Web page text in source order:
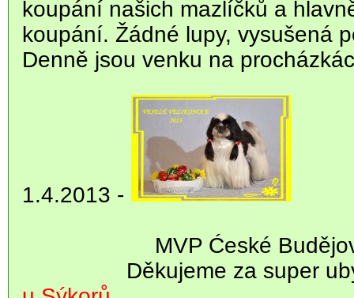
koupání našich mazlíčků a
koupání. Žádné lupy, vysušená
Denně jsou venku na
1.4.2013 -
MVP Ćeské
Děkujeme za super